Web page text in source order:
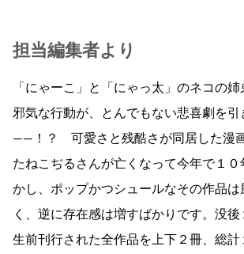
担当編集者より
「にゃーこ」と「にゃっ太」のネコの
邪気な行動が、とんでもない悲喜劇を引
——！？ 可愛さと残酷さが同居した漫
たねこぢるさんが亡くなって今年で１０
かし、ポップかつシュールなその作品は
く、逆に存在感は増すばかりです。没後
生前刊行された全作品を上下２冊、総計